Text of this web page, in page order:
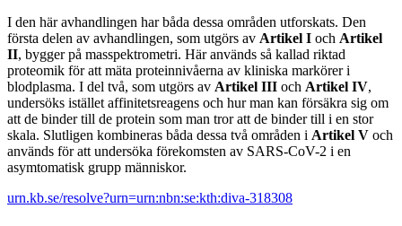
I den här avhandlingen har båda dessa områden utforskats. Den
första delen av avhandlingen, som utgörs av Artikel I och Artikel
II, bygger på masspektrometri. Här används så kallad riktad
proteomik för att mäta proteinnivåerna av kliniska markörer i
blodplasma. I del två, som utgörs av Artikel III och Artikel IV,
undersöks istället affinitetsreagens och hur man kan försäkra sig om
att de binder till de protein som man tror att de binder till i en stor
skala. Slutligen kombineras båda dessa två områden i Artikel V och
används för att undersöka förekomsten av SARS-CoV-2 i en
asymtomatisk grupp människor.
urn.kb.se/resolve?urn=urn:nbn:se:kth:diva-318308